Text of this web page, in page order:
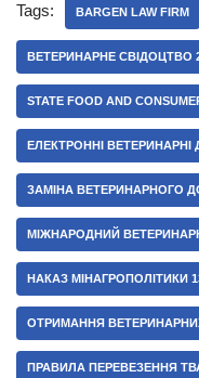
Tags: BARGEN LAW FIRM
ВЕТЕРИНАРНЕ СВІДОЦТВО
STATE FOOD AND
ЕЛЕКТРОННІ ВЕТЕРИНАРНІ
ЗАМІНА ВЕТЕРИНАРНОГО
МІЖНАРОДНИЙ
НАКАЗ МІНАГРОПОЛІТИКИ
ОТРИМАННЯ
ПРАВИЛА ПЕРЕВЕЗЕННЯ